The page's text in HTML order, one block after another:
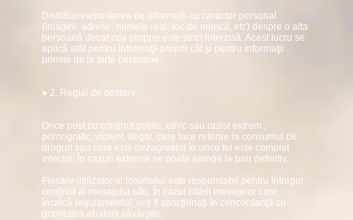
Distribuirea/postarea de informaţii cu caracter personal
(imagini, adrese, numele real, loc de muncă, etc) despre o alta
persoană decat cea proprie este strict interzisă. Acest lucru se
aplică atât pentru informaţii proprii cât şi pentru informaţii
primite de la terţe persoane.
● 2. Reguli de postare
Orice post cu conţinut politic, etnic sau rasist extrem ,
pornografic, violent, ilegal, care face referire la consumul de
droguri sau care este dezagreabil în orice fel este complet
interzis. În cazuri extreme se poate ajunge la ban definitiv.
Fiecare utilizator al forumului este responsabil pentru întregul
conţinut al mesajului său. În cazul citării mesajelor care
încalcă regulamentul, veţi fi sancţionaţi în concordanţă cu
gravitatea abaterii săvârşite.